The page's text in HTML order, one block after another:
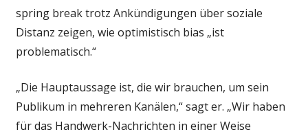
spring break trotz Ankündigungen über soziale
Distanz zeigen, wie optimistisch bias „ist
problematisch.“
„Die Hauptaussage ist, die wir brauchen, um sein
Publikum in mehreren Kanälen,“ sagt er. „Wir haben
für das Handwerk-Nachrichten in einer Weise